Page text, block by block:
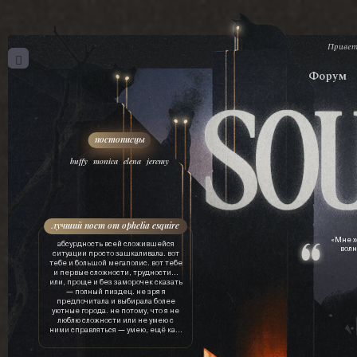
Форум
лучший пост от ophelia esquire
абсурдность всей сложившейся
ситуации просто зашкаливала. вот
тебе и большой мегаполис. вот тебе
и первые сложности, трудности…
или, проще и без заморочек сказать
— полный пиздец. не зря я
предпочитала и выбирала более
уютные города. не потому, что я не
люблю сложности или не умею с
ними справляться — умею, ещё как.
драгоценного времени, нервов, сил,
«Мне
buffy ,monica,elena , jeremy